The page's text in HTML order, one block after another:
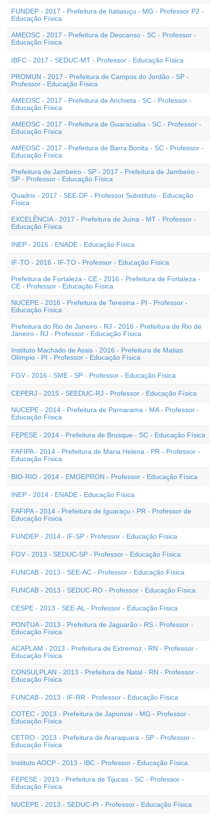
FUNDEP - 2017 - Prefeitura de Itatiaiuçu - MG - Professor P2 -
Educação Física
AMEOSC - 2017 - Prefeitura de Descanso - SC - Professor -
Educação Física
IBFC - 2017 - SEDUC-MT - Professor - Educação Física
PROMUN - 2017 - Prefeitura de Campos do Jordão - SP -
Professor - Educação Física
AMEOSC - 2017 - Prefeitura de Anchieta - SC - Professor -
Educação Física
AMEOSC - 2017 - Prefeitura de Guaraciaba - SC - Professor -
Educação Física
AMEOSC - 2017 - Prefeitura de Barra Bonita - SC - Professor -
Educação Física
Prefeitura de Jambeiro - SP - 2017 - Prefeitura de Jambeiro -
SP - Professor - Educação Física
Quadrix - 2017 - SEE-DF - Professor Substituto - Educação
Física
EXCELÊNCIA - 2017 - Prefeitura de Juína - MT - Professor -
Educação Física
INEP - 2016 - ENADE - Educação Física
IF-TO - 2016 - IF-TO - Professor - Educação Física
Prefeitura de Fortaleza - CE - 2016 - Prefeitura de Fortaleza -
CE - Professor - Educação Física
NUCEPE - 2016 - Prefeitura de Teresina - PI - Professor -
Educação Física
Prefeitura do Rio de Janeiro - RJ - 2016 - Prefeitura de Rio de
Janeiro - RJ - Professor - Educação Física
Instituto Machado de Assis - 2016 - Prefeitura de Matias
Olímpio - PI - Professor - Educação Física
FGV - 2016 - SME - SP - Professor - Educação Física
CEPERJ - 2015 - SEEDUC-RJ - Professor - Educação Física
NUCEPE - 2014 - Prefeitura de Parnarama - MA - Professor -
Educação Física
FEPESE - 2014 - Prefeitura de Brusque - SC - Educação Física
FAFIPA - 2014 - Prefeitura de Maria Helena - PR - Professor -
Educação Física
BIO-RIO - 2014 - EMGEPRON - Professor - Educação Física
INEP - 2014 - ENADE - Educação Física
FAFIPA - 2014 - Prefeitura de Iguaraçu - PR - Professor de
Educação Física
FUNDEP - 2014 - IF-SP - Professor - Educação Física
FGV - 2013 - SEDUC-SP - Professor - Educação Física
FUNCAB - 2013 - SEE-AC - Professor - Educação Física
FUNCAB - 2013 - SEDUC-RO - Professor - Educação Física
CESPE - 2013 - SEE-AL - Professor - Educação Física
PONTUA - 2013 - Prefeitura de Jaguarão - RS - Professor -
Educação Física
ACAPLAM - 2013 - Prefeitura de Extremoz - RN - Professor -
Educação Física
CONSULPLAN - 2013 - Prefeitura de Natal - RN - Professor -
Educação Física
FUNCAB - 2013 - IF-RR - Professor - Educação Física
COTEC - 2013 - Prefeitura de Japonvar - MG - Professor -
Educação Física
CETRO - 2013 - Prefeitura de Araraquara - SP - Professor -
Educação Física
Instituto AOCP - 2013 - IBC - Professor - Educação Física
FEPESE - 2013 - Prefeitura de Tijucas - SC - Professor -
Educação Física
NUCEPE - 2013 - SEDUC-PI - Professor - Educação Física